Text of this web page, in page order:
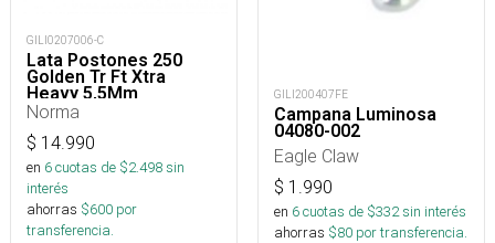
GILI0207006-C
Lata Postones 250
Golden Tr Ft Xtra
Heavy 5,5Mm
Norma
$ 14.990
en 6cuotas de $2.498sin
interés
ahorras $600 por
transferencia.
GILI200407FE
Campana Luminosa
04080-002
Eagle Claw
$ 1.990
en 6cuotas de $332sin interés
ahorras $80 por transferencia.